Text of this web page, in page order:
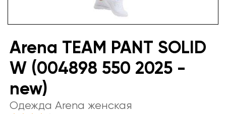
Arena TEAM PANT SOLID
W (004898 550 2025 -
new)
Одежда Arena женская